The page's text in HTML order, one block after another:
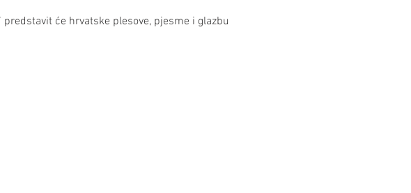
će hrvatske plesove, pjesme i glazbu
szenischen Präsentation traditioneller Tänze
Gesanges in den südlichen Regionen
zu 300 Mitgliedern im Alter von 12 bis 30
bilden, zählt Linđo zu den wichtigsten und
auch über die nationalen Grenzen hinweg. Seit